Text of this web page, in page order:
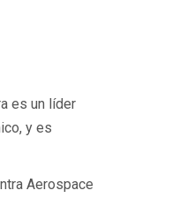
es un líder
y es
Aerospace